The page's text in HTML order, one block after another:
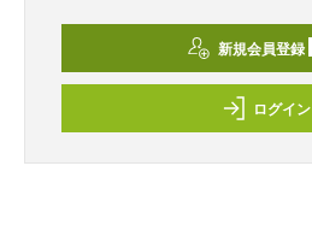
新規会員登録
ログイン